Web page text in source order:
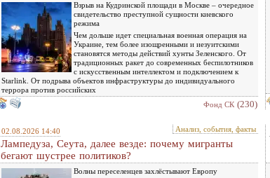
Взрыв на Кудринской площади в Москве – очередное
свидетельство преступной сущности киевского
режима
Чем дольше идет специальная военная операция на
Украине, тем более изощренными и иезуитскими
становятся методы действий хунты Зеленского. От
традиционных ракет до современных беспилотников
с искусственным интеллектом и подключением к
Starlink. От подрыва объектов инфраструктуры до индивидуального
террора против российских
Фонд СК (230)
02.08.2026 14:40 Анализ, события, факты
Лампедуза, Сеута, далее везде: почему мигранты
бегают шустрее политиков?
Волны переселенцев захлёстывают Европу